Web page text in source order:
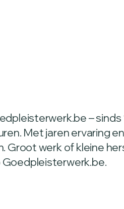
–
Met jaren ervaring
Groot werk of kleine
Goedpleisterwerk.be.